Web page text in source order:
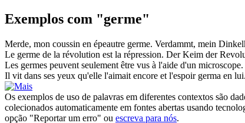
Exemplos com "germe"
Merde, mon coussin en épeautre germe. Verdammt, mein
Le germe de la révolution est la répression. DerKeim der
Les germes peuvent seulement être vus à l'aide d'un microscope.
Il vit dans ses yeux qu'elle l'aimait encore et l'espoir germa en lui.
Os exemplos de uso de palavras em diferentes contextos são
colecionados automaticamente em fontes abertas usando
opção "Reportar um erro" ou escreva para nós.